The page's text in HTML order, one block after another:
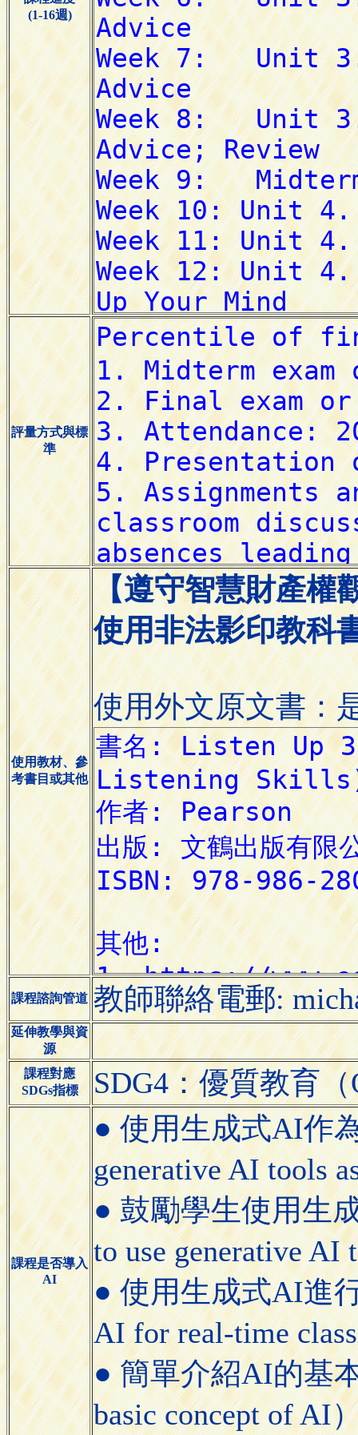
(1-16週)
評量方式與標
準
使用教材、參
考書目或其他
【遵守智慧財產權
使用非法影印教科
使用外文原文書：
課程諮詢管道 教師聯絡電郵:
延伸教學與資
源
課程對應
SDGs指標
SDG4：優質教育
課程是否導入
AI
● 使用生成式AI作
generative AI tools
● 鼓勵學生使用生
to use generative AI
● 使用生成式AI進
AI for real-time
● 簡單介紹AI的基
basic concept of AI